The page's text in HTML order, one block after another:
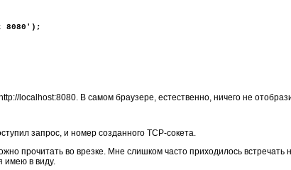
8080');
localhost:8080. В самом браузере, естественно, ничего не
запрос, и номер созданного TCP-сокета.
прочитать во врезке. Мне слишком часто приходилось
имею в виду.